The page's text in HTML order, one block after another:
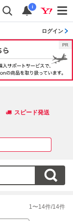
i
ログイン
スピード発送
1 〜14件/14件